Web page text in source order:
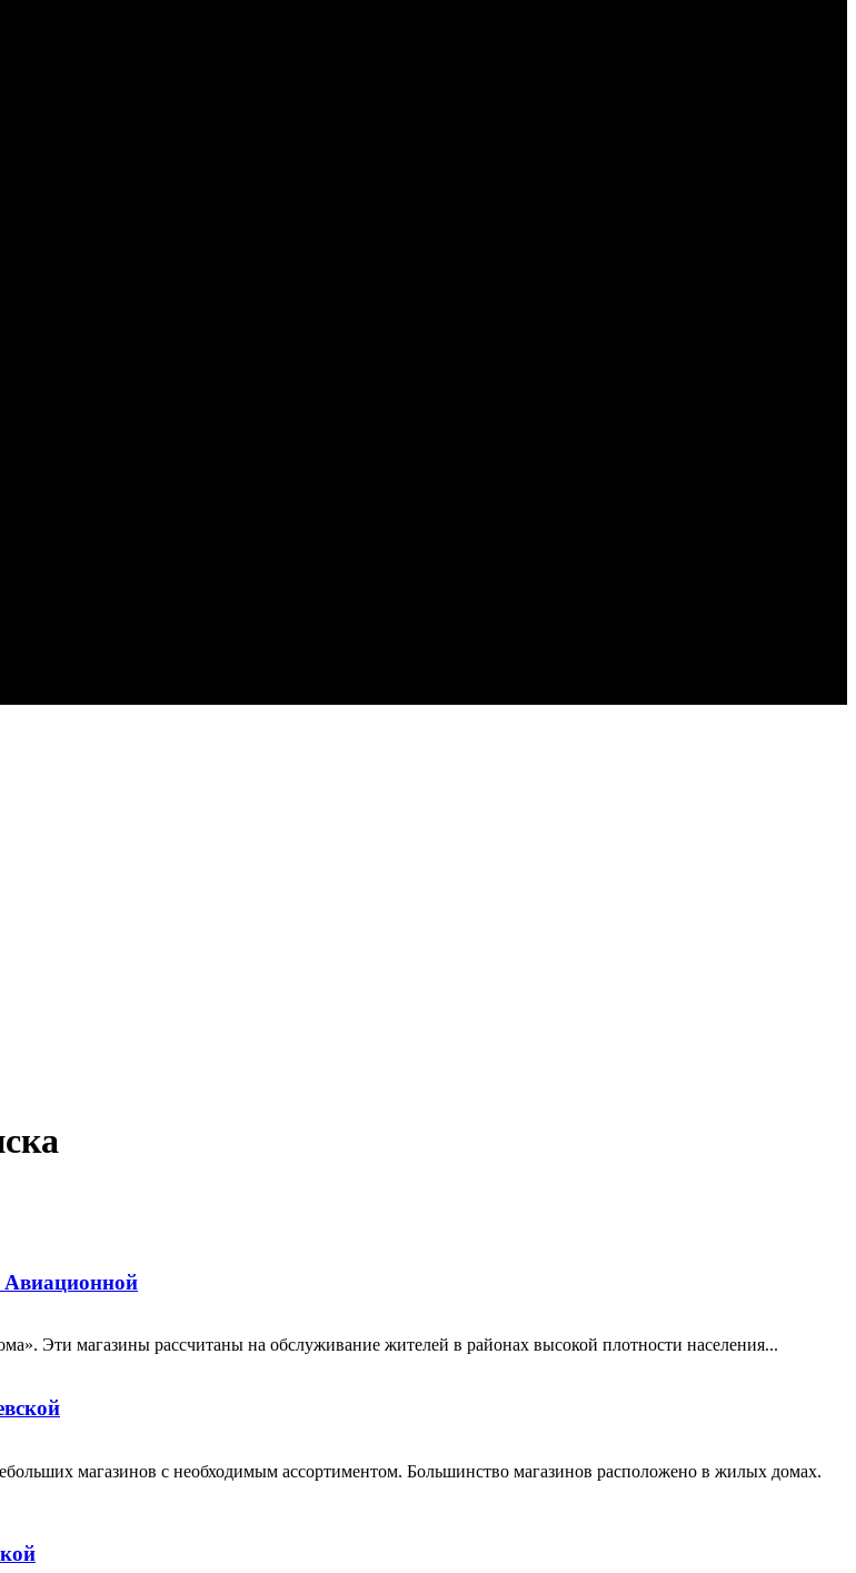
Авиационной
Эти магазины рассчитаны на обслуживание жителей в районах высокой плотности населения...
магазинов с необходимым ассортиментом. Большинство магазинов расположено в жилых домах.